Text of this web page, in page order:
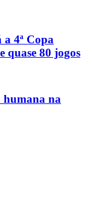
a 4ª Copa
quase 80 jogos
humana na